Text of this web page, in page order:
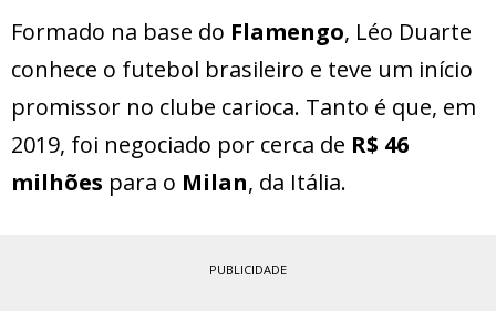
Formado na base do Flamengo, Léo Duarte
conhece o futebol brasileiro e teve um início
promissor no clube carioca. Tanto é que, em
2019, foi negociado por cerca de R$ 46
milhões para o Milan, da Itália.
PUBLICIDADE